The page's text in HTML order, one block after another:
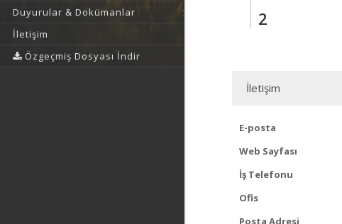
Duyurular & Dokümanlar
İletişim
Özgeçmiş Dosyası İndir
2
İletişim
E-posta
Web Sayfası
İş Telefonu
Ofis
Posta Adresi